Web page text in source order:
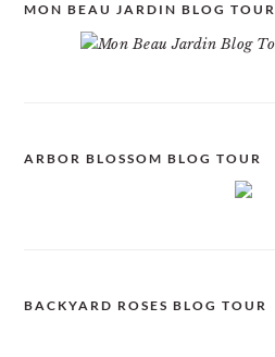
MON BEAU JARDIN BLOG TOUR
ARBOR BLOSSOM BLOG TOUR
BACKYARD ROSES BLOG TOUR